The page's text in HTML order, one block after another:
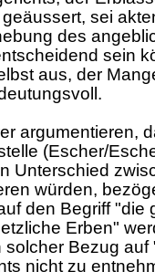
sei
des
sein
aus, der
argumentieren,
(Escher/
Unterschied
würden,
den Begriff "die
Erben"
Bezug
nicht zu